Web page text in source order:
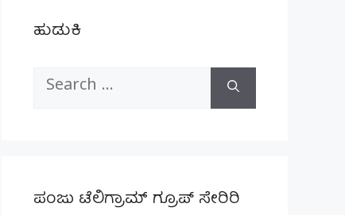
ಹುಡುಕಿ
Search
ಪಂಜು ಟೆಲಿಗ್ರಾಮ್ ಗ್ರೂಪ್ ಸೇರಿರಿ